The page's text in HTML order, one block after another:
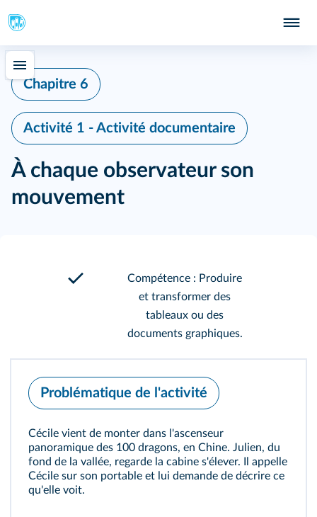
Chapitre 6
Activité 1 - Activité documentaire
À chaque observateur son
mouvement
Compétence : Produire
et transformer des
tableaux ou des
documents graphiques.
Problématique de l'activité
Cécile vient de monter dans l'ascenseur
panoramique des 100 dragons, en Chine. Julien, du
fond de la vallée, regarde la cabine s'élever. Il appelle
Cécile sur son portable et lui demande de décrire ce
qu'elle voit.